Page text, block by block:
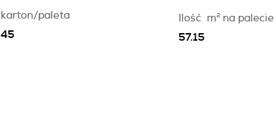
karton/paleta
45
Ilość m2
na palecie
57.15